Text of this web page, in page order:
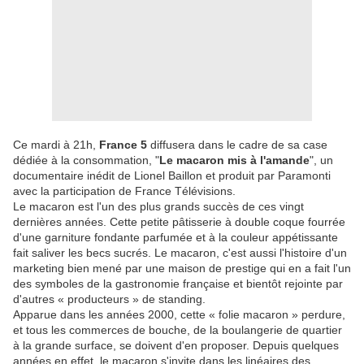
Ce mardi à 21h, France 5 diffusera dans le cadre de sa case
dédiée à la consommation, "Le macaron mis à l'amande", un
documentaire inédit de Lionel Baillon et produit par Paramonti
avec la participation de France Télévisions.
Le macaron est l'un des plus grands succès de ces vingt
dernières années. Cette petite pâtisserie à double coque fourrée
d'une garniture fondante parfumée et à la couleur appétissante
fait saliver les becs sucrés. Le macaron, c'est aussi l'histoire d'un
marketing bien mené par une maison de prestige qui en a fait l'un
des symboles de la gastronomie française et bientôt rejointe par
d'autres « producteurs » de standing.
Apparue dans les années 2000, cette « folie macaron » perdure,
et tous les commerces de bouche, de la boulangerie de quartier
à la grande surface, se doivent d'en proposer. Depuis quelques
années en effet, le macaron s'invite dans les linéaires des